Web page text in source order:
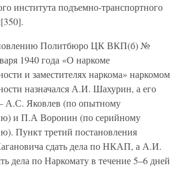
института подъемно-транспортного
Политбюро ЦК ВКП(б) №
1940 года «О наркоме
и заместителях наркома» наркомом
назначался А.И. Шахурин, а его
А.С. Яковлев (по опытному
и П.А Воронин (по серийному
Пункт третий постановления
сдать дела по НКАП, а А.И.
дела по Наркомату в течение 5–6 дней